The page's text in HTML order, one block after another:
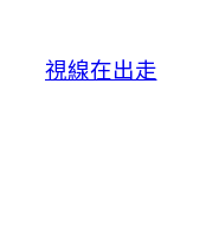
視線在出走